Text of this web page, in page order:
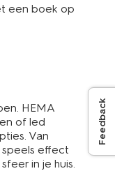
Feedback
een boek op
HEMA
of led
Van
effect
in je huis.